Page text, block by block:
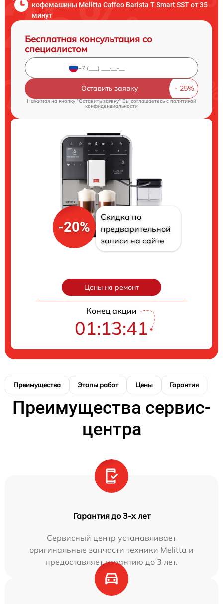
кофемашины Melitta Caffeo Barista T Smart SST от 35
минут
Бесплатная консультация со
специалистом
Оставить заявку
Нажимая на кнопку "Оставить заявку" Вы соглашаетесь cполитикой
конфиденциальности
-20%
Скидка по
предварительной
записи на сайте
Цены на ремонт
Конец акции
01:13:40
Преимущества Этапы работ Цены Гарантия
Преимущества сервис-
центра
Гарантия до 3-х лет
Сервисный центр устанавливает
оригинальные запчасти техники Melitta и
предоставляет гарантию до 3 лет.